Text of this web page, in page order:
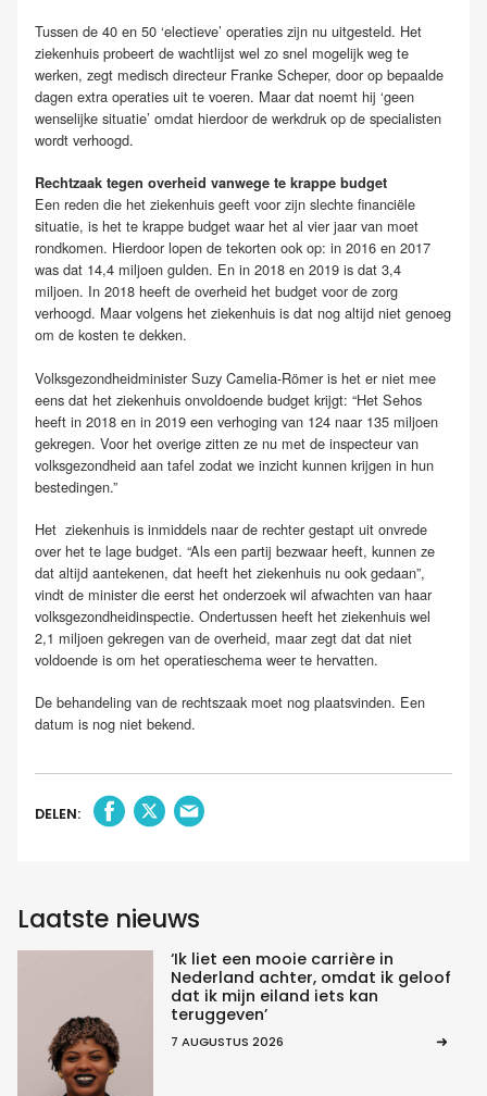
Tussen de 40 en 50 ‘electieve’ operaties zijn nu uitgesteld. Het
ziekenhuis probeert de wachtlijst wel zo snel mogelijk weg te
werken, zegt medisch directeur Franke Scheper, door op bepaalde
dagen extra operaties uit te voeren. Maar dat noemt hij ‘geen
wenselijke situatie’ omdat hierdoor de werkdruk op de specialisten
wordt verhoogd.
Rechtzaak tegen overheid vanwege te krappe budget
Een reden die het ziekenhuis geeft voor zijn slechte financiële
situatie, is het te krappe budget waar het al vier jaar van moet
rondkomen. Hierdoor lopen de tekorten ook op: in 2016 en 2017
was dat 14,4 miljoen gulden. En in 2018 en 2019 is dat 3,4
miljoen. In 2018 heeft de overheid het budget voor de zorg
verhoogd. Maar volgens het ziekenhuis is dat nog altijd niet genoeg
om de kosten te dekken.
Volksgezondheidminister Suzy Camelia-Römer is het er niet mee
eens dat het ziekenhuis onvoldoende budget krijgt: “Het Sehos
heeft in 2018 en in 2019 een verhoging van 124 naar 135 miljoen
gekregen. Voor het overige zitten ze nu met de inspecteur van
volksgezondheid aan tafel zodat we inzicht kunnen krijgen in hun
bestedingen.”
Het ziekenhuis is inmiddels naar de rechter gestapt uit onvrede
over het te lage budget. “Als een partij bezwaar heeft, kunnen ze
dat altijd aantekenen, dat heeft het ziekenhuis nu ook gedaan”,
vindt de minister die eerst het onderzoek wil afwachten van haar
volksgezondheidinspectie. Ondertussen heeft het ziekenhuis wel
2,1 miljoen gekregen van de overheid, maar zegt dat dat niet
voldoende is om het operatieschema weer te hervatten.
De behandeling van de rechtszaak moet nog plaatsvinden. Een
datum is nog niet bekend.
DELEN:
Laatste nieuws
‘Ik liet een mooie carrière in
Nederland achter, omdat ik geloof
dat ik mijn eiland iets kan
teruggeven’
7 AUGUSTUS 2026